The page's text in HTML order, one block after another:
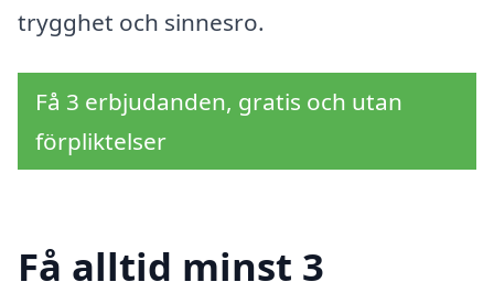
trygghet och sinnesro.
Få 3 erbjudanden, gratis och utan
förpliktelser
Få alltid minst 3